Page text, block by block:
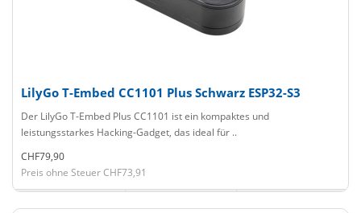
LilyGo T-Embed CC1101 Plus Schwarz ESP32-S3
Der LilyGo T-Embed Plus CC1101 ist ein kompaktes und
leistungsstarkes Hacking-Gadget, das ideal für ..
CHF79,90
Preis ohne Steuer CHF73,91